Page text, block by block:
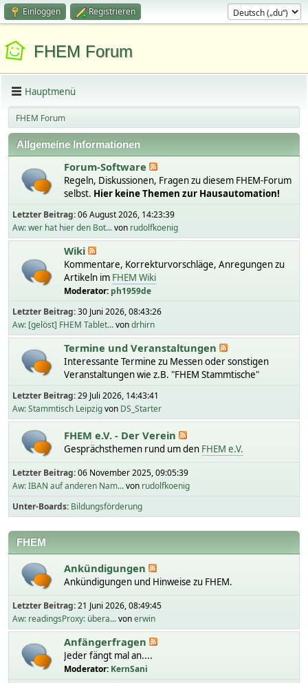
Einloggen Registrieren
FHEM Forum
Hauptmenü
FHEM Forum
Allgemeine Informationen
Forum-Software
Regeln, Diskussionen, Fragen zu diesem FHEM-Forum
selbst. Hier keine Themen zur Hausautomation!
Letzter Beitrag:06 August 2026, 14:23:39
Aw: wer hat hier den Bot...von rudolfkoenig
Wiki
Kommentare, Korrekturvorschläge, Anregungen zu
Artikeln im FHEM Wiki
Moderator: ph1959de
Letzter Beitrag:30 Juni 2026, 08:43:26
Aw: [gelöst] FHEM Tablet...vondrhirn
Termine und Veranstaltungen
Interessante Termine zu Messen oder sonstigen
Veranstaltungen wie z.B. "FHEM Stammtische"
Letzter Beitrag:29 Juli 2026, 14:43:41
Aw: Stammtisch Leipzigvon DS_Starter
FHEM e.V. - Der Verein
Gesprächsthemen rund um den FHEM e.V.
Letzter Beitrag:06 November 2025, 09:05:39
Aw: IBAN auf anderen Nam...von rudolfkoenig
Unter-Boards Bildungsförderung
FHEM
Ankündigungen
Ankündigungen und Hinweise zu FHEM.
Letzter Beitrag:21 Juni 2026, 08:49:45
Aw: readingsProxy: übera...vonerwin
Anfängerfragen
Jeder fängt mal an....
Moderator: KernSani